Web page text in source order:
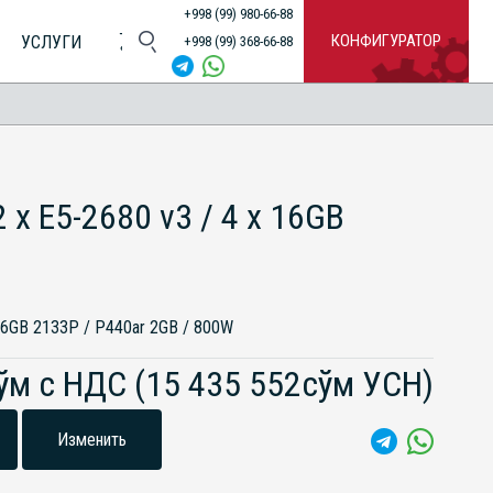
КОНФИГУРАТОР
+998 (99) 980-66-88
+998 (99) 368-66-88
УСЛУГИ
x E5-2680 v3 / 4 x 16GB
2133P / P440ar 2GB / 800W
с НДС (15 435 552сўм УСН)
Изменить